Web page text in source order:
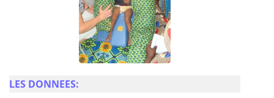
LES DONNEES: